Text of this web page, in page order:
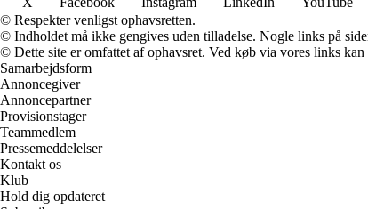
© Respekter venligst ophavsretten.
© Indholdet må ikke gengives uden tilladelse. Nogle links på
© Dette site er omfattet af ophavsret. Ved køb via vores links
Samarbejdsform
Annoncegiver
Annoncepartner
Provisionstager
Teammedlem
Pressemeddelelser
Kontakt os
Klub
Hold dig opdateret